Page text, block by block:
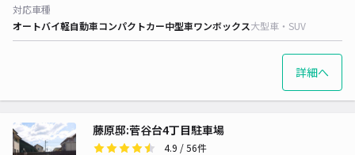
対応車種
オートバイ軽自動車コンパクトカー中型車ワンボックス大型車・SUV
詳細へ
藤原邸:菅谷台4丁目駐車場
4.9 / 56件